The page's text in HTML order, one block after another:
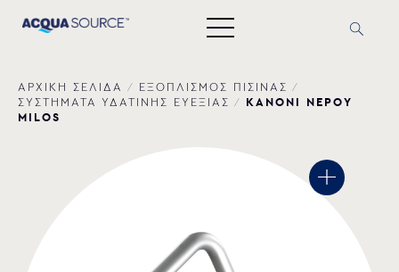
ΑΡΧΙΚΗ ΣΕΛΙΔΑ / ΕΞΟΠΛΙΣΜΟΣ ΠΙΣΙΝΑΣ /
ΣΥΣΤΗΜΑΤΑ ΥΔΑΤΙΝΗΣ ΕΥΕΞΙΑΣ / ΚΑΝΟΝΙ ΝΕΡΟΥ
MILOS